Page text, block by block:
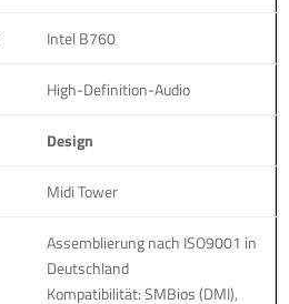
Intel B760
High-Definition-Audio
Design
Midi Tower
Assemblierung nach ISO9001 in
Deutschland
Kompatibilität: SMBios (DMI),